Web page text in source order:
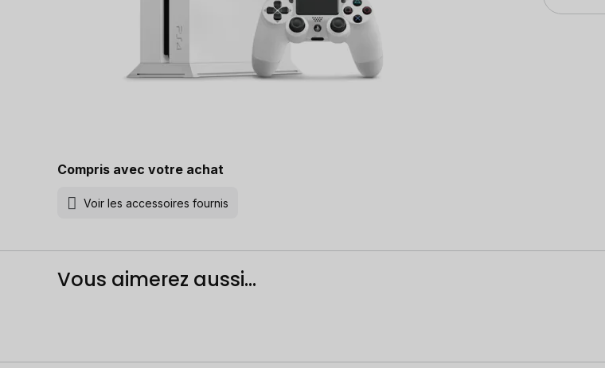
Compris avec votre achat
Voir les accessoires fournis
Vous aimerez aussi...